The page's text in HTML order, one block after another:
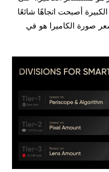
أصبحت اتجاهًا شائعًا
صورة الكاميرا هو في